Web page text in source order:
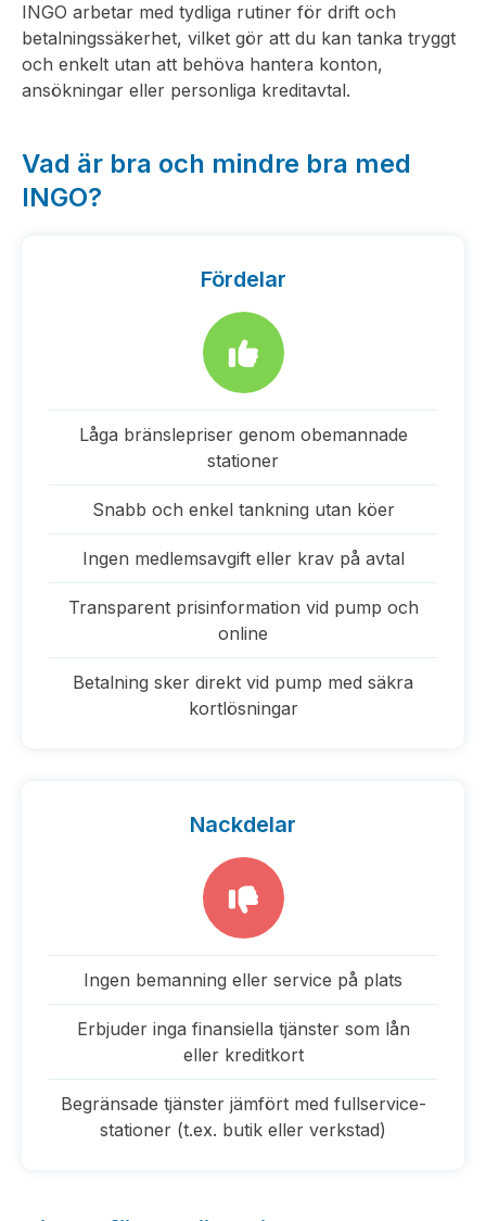
INGO arbetar med tydliga rutiner för drift och
betalningssäkerhet, vilket gör att du kan tanka tryggt
och enkelt utan att behöva hantera konton,
ansökningar eller personliga kreditavtal.
Vad är bra och mindre bra med
INGO?
Fördelar
Låga bränslepriser genom obemannade
stationer
Snabb och enkel tankning utan köer
Ingen medlemsavgift eller krav på avtal
Transparent prisinformation vid pump och
online
Betalning sker direkt vid pump med säkra
kortlösningar
Nackdelar
Ingen bemanning eller service på plats
Erbjuder inga finansiella tjänster som lån
eller kreditkort
Begränsade tjänster jämfört med fullservice­
stationer (t.ex. butik eller verkstad)